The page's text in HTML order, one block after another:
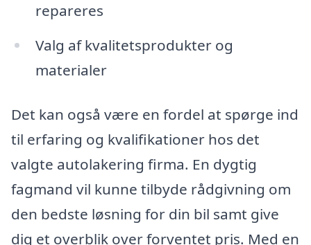
repareres
Valg af kvalitetsprodukter og
materialer
Det kan også være en fordel at spørge ind
til erfaring og kvalifikationer hos det
valgte autolakering firma. En dygtig
fagmand vil kunne tilbyde rådgivning om
den bedste løsning for din bil samt give
dig et overblik over forventet pris. Med en